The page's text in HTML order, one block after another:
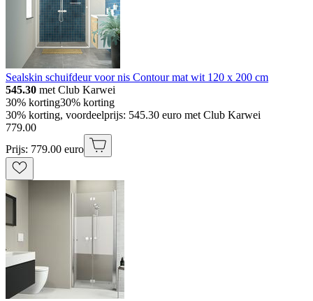
Sealskin schuifdeur voor nis Contour mat wit 120 x 200 cm
545.30 met Club Karwei
30% korting30% korting
30% korting, voordeelprijs: 545.30 euro met Club Karwei
779.00
Prijs: 779.00 euro